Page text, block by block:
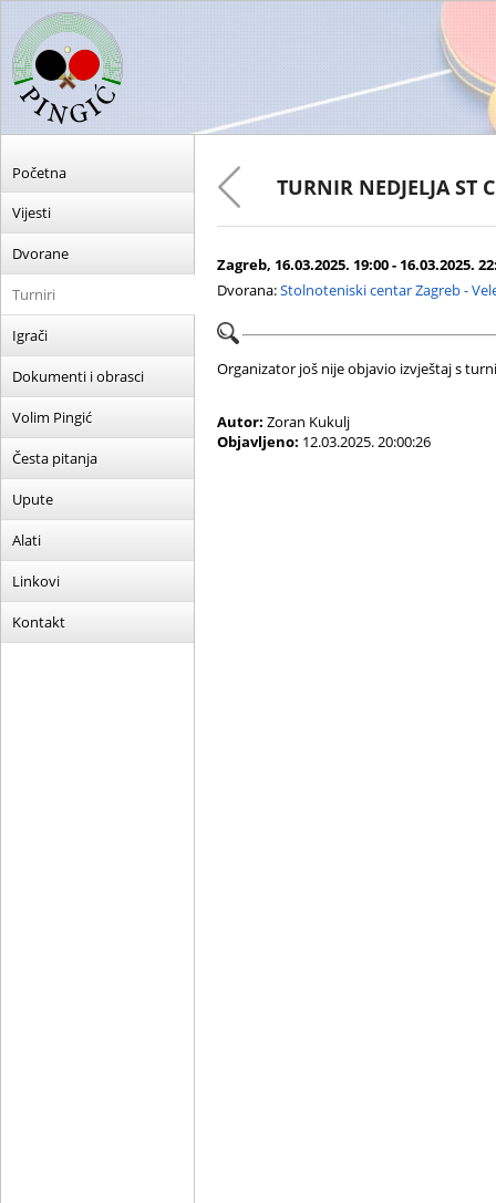
Početna
Vijesti
Dvorane
Turniri
Igrači
Dokumenti i obrasci
Volim Pingić
Česta pitanja
Upute
Alati
Linkovi
Kontakt
TURNIR NEDJELJA ST
Zagreb, 16.03.2025. 19:00 - 16.03.2025.
Dvorana:Stolnoteniski centar Zagreb -
Organizator još nije objavio izvještaj s
Autor: Zoran Kukulj
Objavljeno: 12.03.2025. 20:00:26